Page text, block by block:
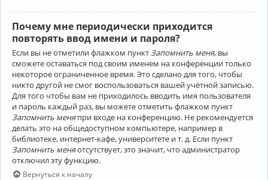
Почему мне периодически приходится
повторять ввод имени и пароля?
Если вы не отметили флажком пунктЗапомнить меня, вы
сможете оставаться под своим именем на конференции только
некоторое ограниченное время. Это сделано для того, чтобы
никто другой не смог воспользоваться вашей учётной записью.
Для того чтобы вам не приходилось вводить имя пользователя
и пароль каждый раз, вы можете отметить флажком пункт
Запомнить меняпри входе на конференцию. Не рекомендуется
делать это на общедоступном компьютере, например в
библиотеке, интернет-кафе, университете и т. д. Если пункт
Запомнить меняотсутствует, это значит, что администратор
отключил эту функцию.
Вернуться к началу